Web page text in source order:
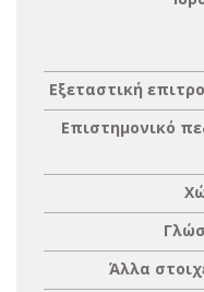
Εξεταστική
Επιστημονικό
Άλλα